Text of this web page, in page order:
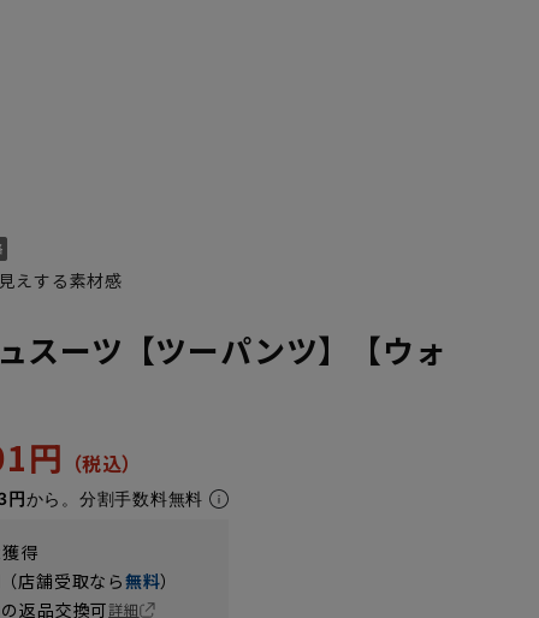
えする素材感
スーツ【ツーパンツ】【ウォ
円
円から。分割手数料無料
獲得
（店舗受取なら無料）
の返品交換可詳細